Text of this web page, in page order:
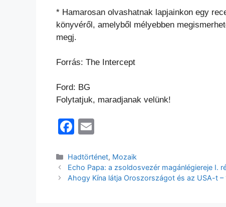
* Hamarosan olvashatnak lapjainkon egy
könyvéről, amelyből mélyebben
megj.
Forrás: The Intercept
Ford: BG
Folytatjuk, maradjanak velünk!
F
c
e
ai
l
Kategória
Hadtörténet, Mozaik
Echo Papa: a zsoldosvezér magánlégiereje I.
Ahogy Kína látja Oroszországot és az USA-t –